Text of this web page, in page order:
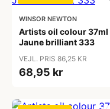
WINSOR NEWTON
Artists oil colour 37ml
Jaune brilliant 333
VEJL. PRIS 86,25 KR
68,95 kr